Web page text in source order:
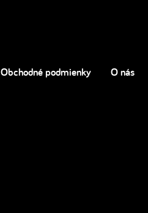
Obchodné podmienky O nás